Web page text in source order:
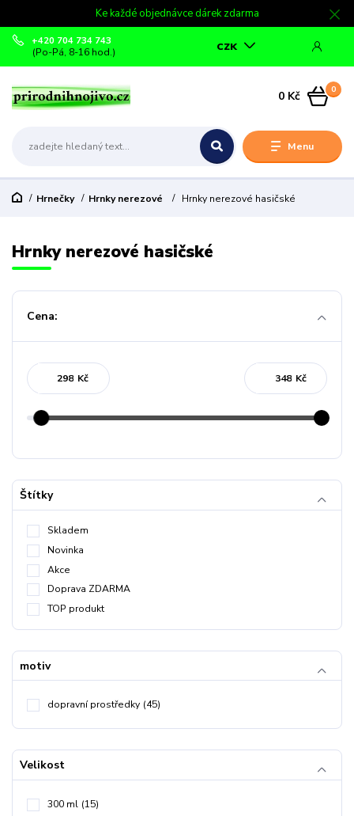
Ke každé objednávce dárek zdarma
Menu
CZK
+420 704 734 743
(Po-Pá, 8-16 hod.)
0
0 Kč
Hrnečky Hrnky nerezové Hrnky nerezové hasičské
Hrnky nerezové hasičské
Cena:
Kč Kč
Štítky
Skladem
Novinka
Akce
Doprava ZDARMA
TOP produkt
motiv
dopravní prostředky (45)
Velikost
300 ml (15)